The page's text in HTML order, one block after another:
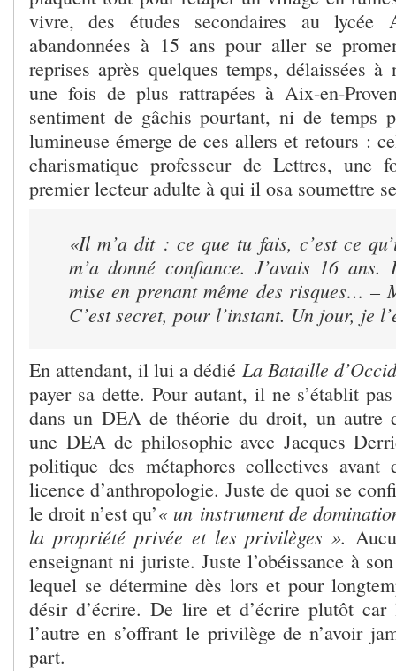
vivre, des études secondaires au lycée
abandonnées à 15 ans pour aller se
reprises après quelques temps, délaissées à
une fois de plus rattrapées à Aix-en-
sentiment de gâchis pourtant, ni de temps
lumineuse émerge de ces allers et retours :
charismatique professeur de Lettres, une
premier lecteur adulte à qui il osa soumettre
«Il m’a dit : ce que tu fais, c’est ce
m’a donné confiance. J’avais 16 ans.
mise en prenant même des risques… –
C’est secret, pour l’instant. Un jour, je
En attendant, il lui a dédié La Bataille
payer sa dette. Pour autant, il ne s’établit
dans un DEA de théorie du droit, un autre
une DEA de philosophie avec Jacques
politique des métaphores collectives avant
licence d’anthropologie. Juste de quoi se
le droit n’est qu’« un instrument de
la propriété privée et les privilèges ».
enseignant ni juriste. Juste l’obéissance à
lequel se détermine dès lors et pour
désir d’écrire. De lire et d’écrire plutôt car
l’autre en s’offrant le privilège de n’avoir
part.